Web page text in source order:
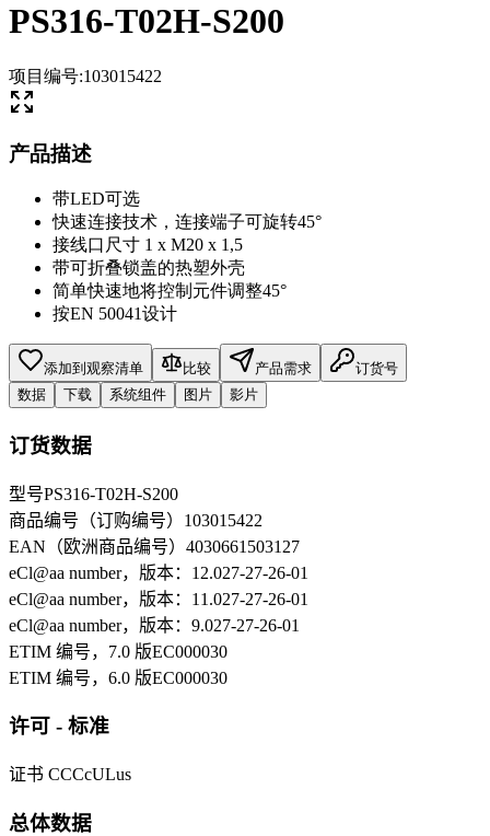
PS316-T02H-S200
项目编号:103015422
产品描述
带LED可选
快速连接技术，连接端子可旋转45°
接线口尺寸 1 x M20 x 1,5
带可折叠锁盖的热塑外壳
简单快速地将控制元件调整45°
按EN 50041设计
添加到观察清单 比较 产品需求
订货号
数据
下载 系统组件 图片 影片
订货数据
型号PS316-T02H-S200
商品编号（订购编号） 103015422
EAN（欧洲商品编号） 4030661503127
eCl@aa number，版本：12.027-27-26-01
eCl@aa number，版本：11.027-27-26-01
eCl@aa number，版本：9.027-27-26-01
ETIM 编号，7.0 版EC000030
ETIM 编号，6.0 版EC000030
许可 - 标准
证书 CCCcULus
总体数据